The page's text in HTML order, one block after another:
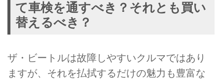
て車検を通すべき？それとも買い
替えるべき？
ザ・ビートルは故障しやすいクルマではあり
ますが、それを払拭するだけの魅力も豊富な